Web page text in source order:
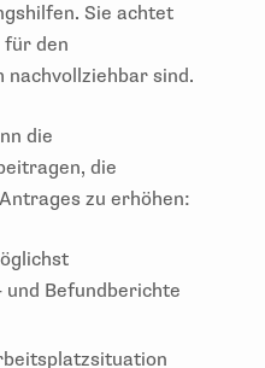
Sie achtet
für den
sind.
die
die
zu erhöhen:
Befundberichte